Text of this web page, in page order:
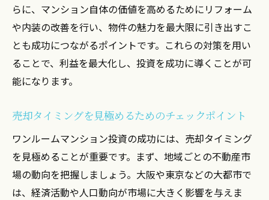
らに、マンション自体の価値を高めるためにリフォーム
や内装の改善を行い、物件の魅力を最大限に引き出すこ
とも成功につながるポイントです。これらの対策を用い
ることで、利益を最大化し、投資を成功に導くことが可
能になります。
売却タイミングを見極めるためのチェックポイント
ワンルームマンション投資の成功には、売却タイミング
を見極めることが重要です。まず、地域ごとの不動産市
場の動向を把握しましょう。大阪や東京などの大都市で
は、経済活動や人口動向が市場に大きく影響を与えま